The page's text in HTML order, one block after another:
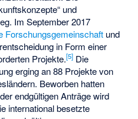
und
Im September 2017
Forschungsgemeinschaft und
in Form einer
Projekte.[5] Die
erging an 88 Projekte von
Beworben hatten
endgültigen Anträge wird
international besetzte